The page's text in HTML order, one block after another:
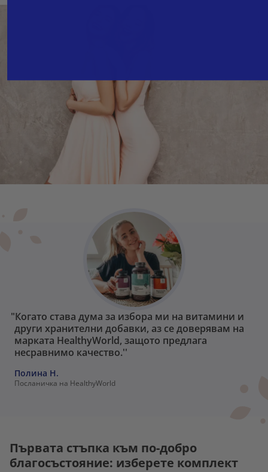
"Когато става дума за избора ми на витамини и
други хранителни добавки, аз се доверявам на
марката HealthyWorld, защото предлага
несравнимо качество.''
Полина Н.
Посланичка на HealthyWorld
Първата стъпка към по-добро
благосъстояние: изберете комплект